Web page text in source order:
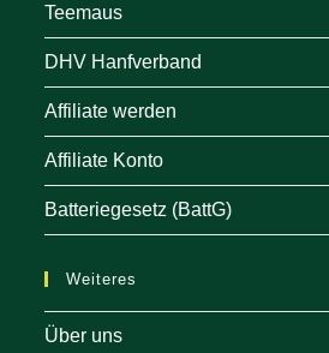
Teemaus
DHV Hanfverband
Affiliate werden
Affiliate Konto
Batteriegesetz (BattG)
Weiteres
Über uns